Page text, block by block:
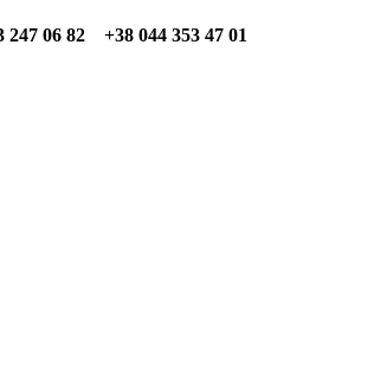
06 82 +38 044 353 47 01